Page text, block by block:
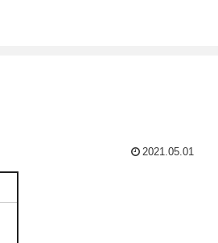
2021.05.01